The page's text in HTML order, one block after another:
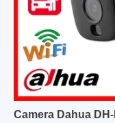
Camera Dahua